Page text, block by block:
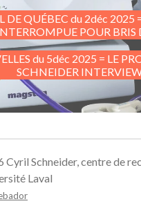
DE QUÉBEC du 2déc 2025
POUR
du 5déc 2025 = LE
SCHNEIDER
Schneider, centre de
Laval